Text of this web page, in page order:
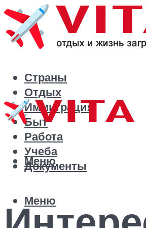
Страны
Отдых
Иммиграция
Быт
Работа
Учеба
Документы
Меню
Меню